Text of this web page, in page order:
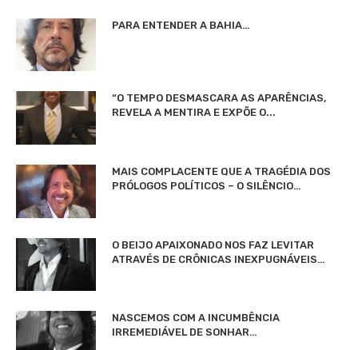
PARA ENTENDER A BAHIA…
“O TEMPO DESMASCARA AS APARÊNCIAS,
REVELA A MENTIRA E EXPÕE O...
MAIS COMPLACENTE QUE A TRAGÉDIA DOS
PRÓLOGOS POLÍTICOS – O SILÊNCIO…
O BEIJO APAIXONADO NOS FAZ LEVITAR
ATRAVÉS DE CRÔNICAS INEXPUGNÁVEIS…
NASCEMOS COM A INCUMBÊNCIA
IRREMEDIÁVEL DE SONHAR…